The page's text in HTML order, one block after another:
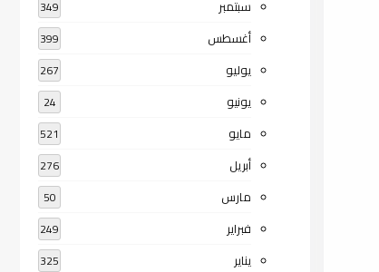
سبتمبر 349
أغسطس 399
يوليو 267
يونيو 24
مايو 521
أبريل 276
مارس 50
فبراير 249
يناير 325